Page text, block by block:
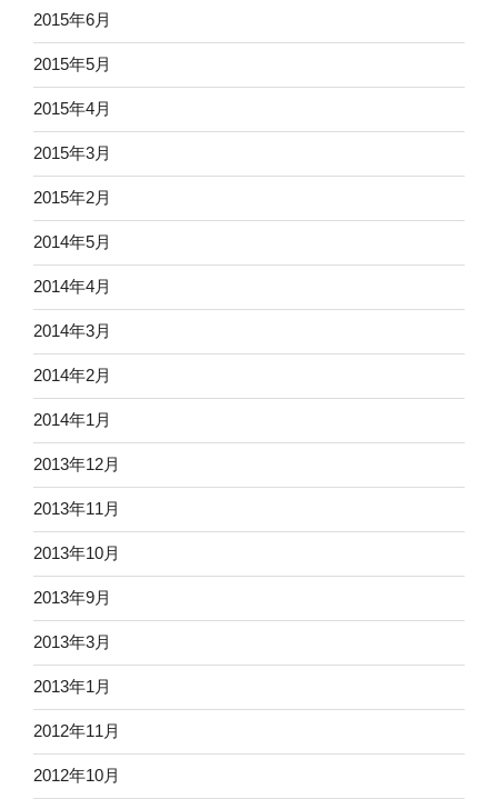
2015年6月
2015年5月
2015年4月
2015年3月
2015年2月
2014年5月
2014年4月
2014年3月
2014年2月
2014年1月
2013年12月
2013年11月
2013年10月
2013年9月
2013年3月
2013年1月
2012年11月
2012年10月